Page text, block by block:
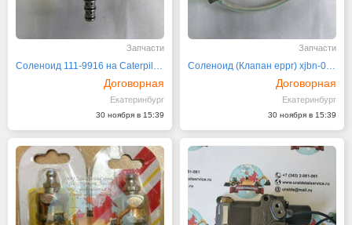
Запчасти
Соленоид 111-9916 на Caterpillar D
Договорная
Екатеринбург
30 ноября в 15:39
Запчасти
Соленоид (Клапан eppr) xjbn-00014
Договорная
Екатеринбург
30 ноября в 15:39